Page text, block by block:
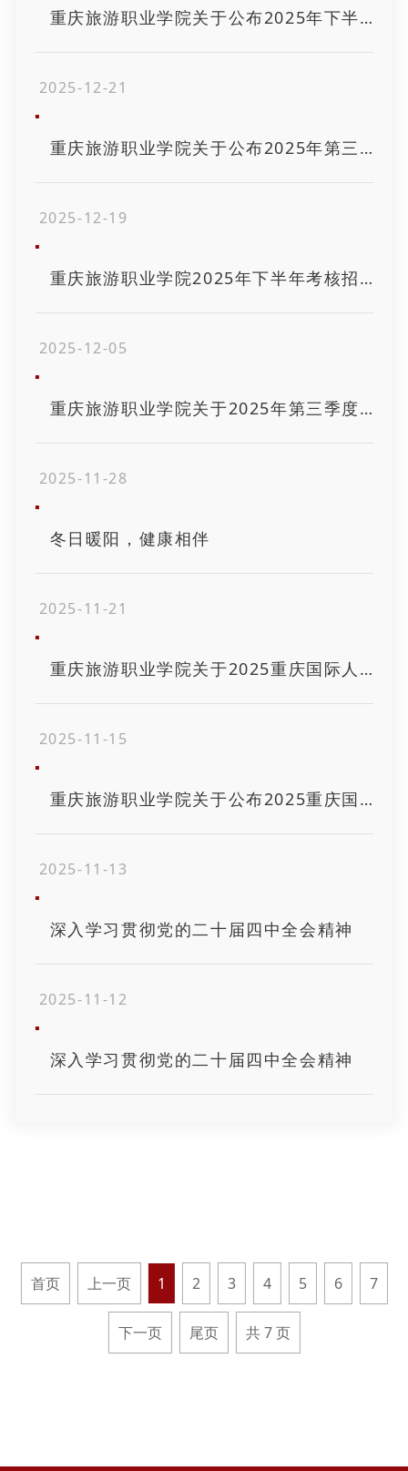
重庆旅游职业学院关于公布2025年下半年考核招聘工作人员考试总成绩及进入体检人员名单的通知
2025-12-21
重庆旅游职业学院关于公布2025年第三季度公开招聘工作考试总成绩及进入体检人员名单的通知
2025-12-19
重庆旅游职业学院2025年下半年考核招聘工作人员公告
2025-12-05
重庆旅游职业学院关于2025年第三季度公开招聘工作人员资格复审及面试相关事宜的通知
2025-11-28
冬日暖阳，健康相伴
2025-11-21
重庆旅游职业学院关于2025重庆国际人才交流大会事业单位考核招聘高层次和紧缺人才考试体检相关事项的通知
2025-11-15
重庆旅游职业学院关于公布2025重庆国际人才交流大会事业单位考核招聘高层次和紧缺人才考试总成绩及进入体检人员..
2025-11-13
深入学习贯彻党的二十届四中全会精神
2025-11-12
深入学习贯彻党的二十届四中全会精神
首页 上一页 1 2 3 4 5 6 7
下一页 尾页 共 7 页